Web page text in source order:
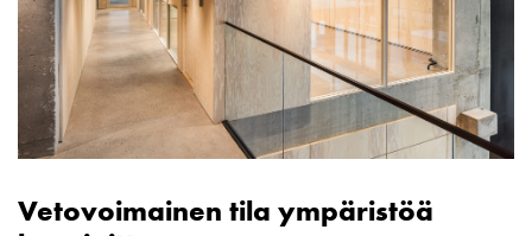
Vetovoimainen tila ympäristöä